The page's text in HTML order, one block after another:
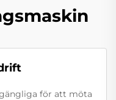
för att möta